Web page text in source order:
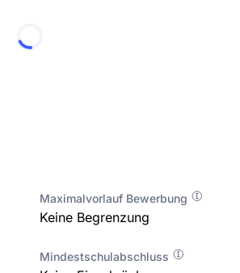
Maximalvorlauf Bewerbung
Keine Begrenzung
Mindestschulabschluss